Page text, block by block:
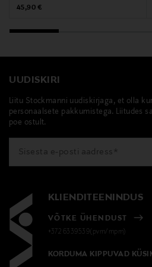
Original Price
45,90 €
UUDISKIRI
Liitu Stockmanni uudiskirjaga, et olla
personaalsete pakkumistega. Liitudes
poe ostult.
KLIENDITEENINDUS
VÕTKE ÜHENDUST
+372 6339539(pvm/mpm)
KORDUMA KIPPUVAD